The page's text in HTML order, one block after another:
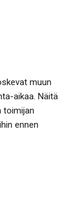
muun
aikaa. Näitä
toimijan
ennen